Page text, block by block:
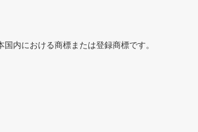
内における商標または登録商標です。